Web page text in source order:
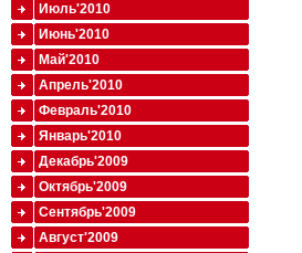
Июль'2010
Июнь'2010
Май'2010
Апрель'2010
Февраль'2010
Январь'2010
Декабрь'2009
Октябрь'2009
Сентябрь'2009
Август'2009